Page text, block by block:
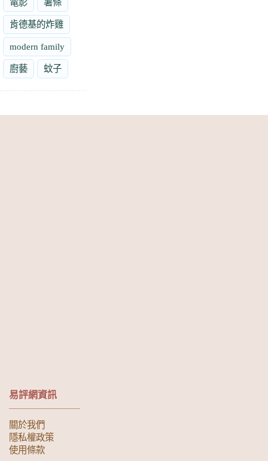
電影 薯條
肯德基的炸雞
modern family
廚藝 蚊子
易評網資訊
關於我們
隱私權政策
使用條款